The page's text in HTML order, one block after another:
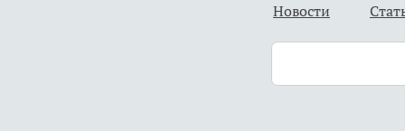
Новости